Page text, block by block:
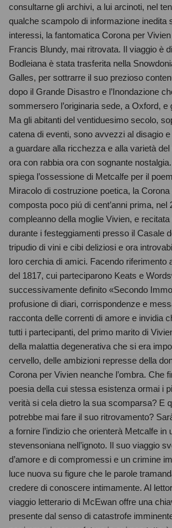
consultarne gli archivi, a lui arcinoti, nel
qualche scampolo di informazione inedita
interessi, la fantomatica Corona per
Francis Blundy, mai ritrovata. Il viaggio è
Bodleiana è stata trasferita nella
Galles, per sottrarre il suo prezioso
dopo il Grande Disastro e l’Inondazione
sommersero l’originaria sede, a Oxford, e
Ma gli abitanti del ventiduesimo secolo,
catena di eventi, sono avvezzi al disagio
a guardare alla ricchezza e alla varietà
ora con rabbia ora con sognante
spiega l’ossessione di Metcalfe per il
Miracolo di costruzione poetica, la
composta poco piú di cent’anni prima, nel
compleanno della moglie Vivien, e recitata
durante i festeggiamenti presso il Casale
tripudio di vini e cibi deliziosi e ora
loro cerchia di amici. Facendo riferimento
del 1817, cui parteciparono Keats e
successivamente definito «Secondo
profusione di diari, corrispondenze e
racconta delle correnti di amore e invidia
tutti i partecipanti, del primo marito di
della malattia degenerativa che si era
cervello, delle ambizioni represse della
Corona per Vivien neanche l’ombra. Che
poesia della cui stessa esistenza ormai i
verità si cela dietro la sua scomparsa? E
potrebbe mai fare il suo ritrovamento?
a fornire l’indizio che orienterà Metcalfe in
stevensoniana nell’ignoto. Il suo viaggio
d’amore e di compromessi e un crimine
luce nuova su figure che le parole
credere di conoscere intimamente. Al
viaggio letterario di McEwan offre una
presente dal senso di catastrofe